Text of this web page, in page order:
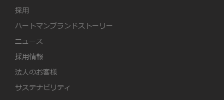
採用
ハートマンブランドストーリー
ニュース
採用情報
法人のお客様
サステナビリティ